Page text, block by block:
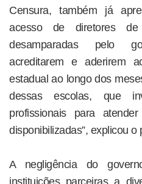
Censura, também já
acesso de diretores
desamparadas pelo
acreditarem e aderirem
estadual ao longo dos
dessas escolas, que
profissionais para
disponibilizadas”, explicou o
A negligência do
instituições parceiras a